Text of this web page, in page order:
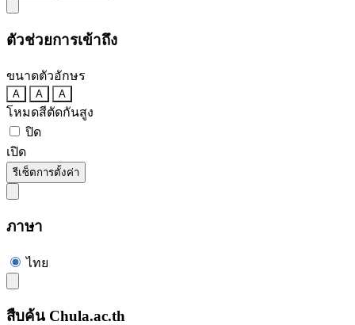
ตัวช่วยการเข้าถึง
ขนาดตัวอักษร
A A A
โหมดสีตัดกันสูง
ปิด
เปิด
รีเซ็ตการตั้งค่า
ภาษา
ไทย
สืบค้น Chula.ac.th